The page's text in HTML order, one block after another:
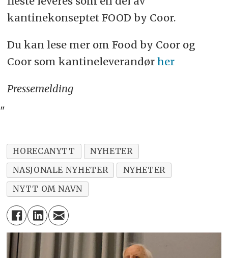
kantinekonseptet FOOD by Coor.
Du kan lese mer om Food by Coor og
Coor som kantineleverandør her
Pressemelding
"
HORECANYTT
NYHETER
NASJONALE NYHETER
NYHETER
NYTT OM NAVN